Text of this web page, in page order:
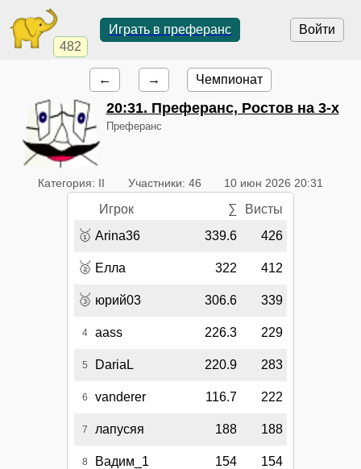
482
Войти
Играть в преферанс
← → Чемпионат
20:31. Преферанс, Ростов на 3-х
Преферанс
Категория: II Участники: 46 10 июн 2026 20:31
Игрок ∑ Висты
🥇 Arina36 339.6 426
🥈 Елла 322 412
🥉 юрий03 306.6 339
4 aass 226.3 229
5 DariaL 220.9 283
6 vanderer 116.7 222
7 лапусяя 188 188
8 Вадим_1 154 154